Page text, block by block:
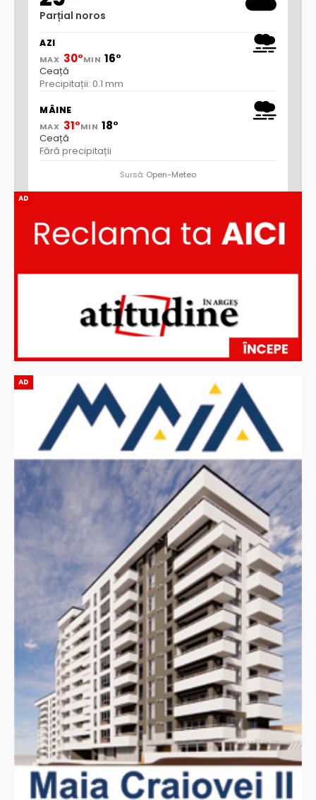
AD
AD
Parțial noros
AZI
MAX 30°MIN 16°
Ceață
Precipitații: 0.1 mm
MÂINE
MAX 31°MIN 18°
Ceață
Fără precipitații
Sursă: Open-Meteo